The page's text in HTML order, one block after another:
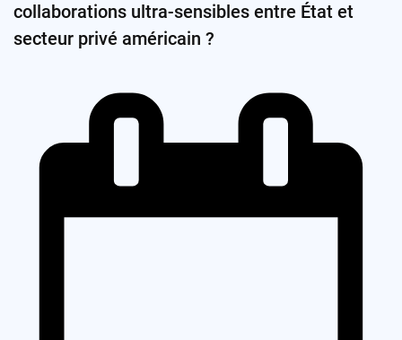
collaborations ultra-sensibles entre État et
secteur privé américain ?